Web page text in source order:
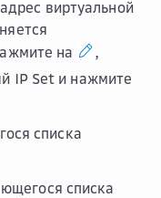
виртуальной
на
,
IP Set и нажмите
списка
списка